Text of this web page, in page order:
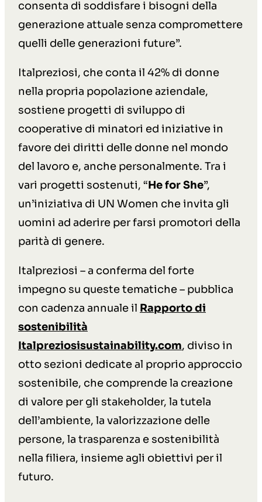
consenta di soddisfare i bisogni della
generazione attuale senza compromettere
quelli delle generazioni future”.
Italpreziosi, che conta il 42% di donne
nella propria popolazione aziendale,
sostiene progetti di sviluppo di
cooperative di minatori ed iniziative in
favore dei diritti delle donne nel mondo
del lavoro e, anche personalmente. Tra i
vari progetti sostenuti, “He for She”,
un’iniziativa di UN Women che invita gli
uomini ad aderire per farsi promotori della
parità di genere.
Italpreziosi – a conferma del forte
impegno su queste tematiche – pubblica
con cadenza annuale il Rapporto di
sostenibilità
Italpreziosisustainability.com, diviso in
otto sezioni dedicate al proprio approccio
sostenibile, che comprende la creazione
di valore per gli stakeholder, la tutela
dell’ambiente, la valorizzazione delle
persone, la trasparenza e sostenibilità
nella filiera, insieme agli obiettivi per il
futuro.